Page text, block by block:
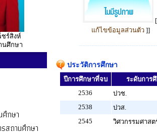
ชร์สิงห์
นศึกษา
กษา
สถานศึกษา
แก้ไขข้อมูลส่วนตัว ]]
ประวัติการศึกษา
ปีการศึกษาที่จบ
ระดับการ
2536
ปวช.
2538
ปวส.
2545
วิศวกรรมศาส